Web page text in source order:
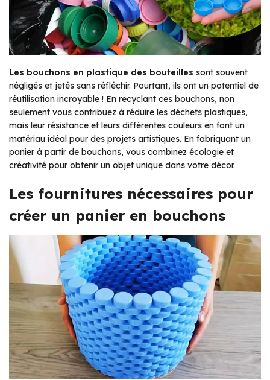
Les bouchons en plastique des bouteilles sont souvent
négligés et jetés sans réfléchir. Pourtant, ils ont un potentiel de
réutilisation incroyable ! En recyclant ces bouchons, non
seulement vous contribuez à réduire les déchets plastiques,
mais leur résistance et leurs différentes couleurs en font un
matériau idéal pour des projets artistiques. En fabriquant un
panier à partir de bouchons, vous combinez écologie et
créativité pour obtenir un objet unique dans votre décor.
Les fournitures nécessaires pour
créer un panier en bouchons